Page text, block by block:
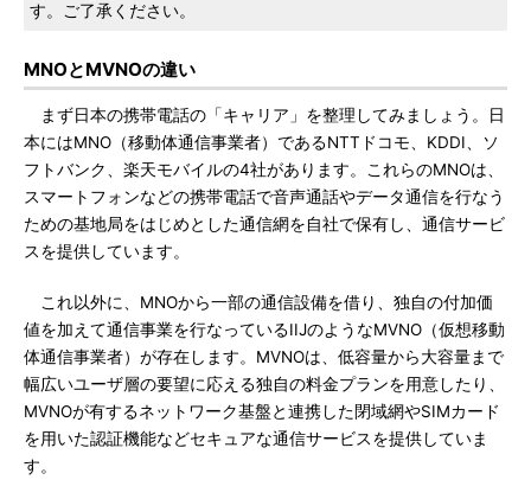
す。ご了承ください。
MNOとMVNOの違い
まず日本の携帯電話の「キャリア」を整理してみましょう。日
本にはMNO（移動体通信事業者）であるNTTドコモ、KDDI、ソ
フトバンク、楽天モバイルの4社があります。これらのMNOは、
スマートフォンなどの携帯電話で音声通話やデータ通信を行なう
ための基地局をはじめとした通信網を自社で保有し、通信サービ
スを提供しています。
これ以外に、MNOから一部の通信設備を借り、独自の付加価
値を加えて通信事業を行なっているIIJのようなMVNO（仮想移動
体通信事業者）が存在します。MVNOは、低容量から大容量まで
幅広いユーザ層の要望に応える独自の料金プランを用意したり、
MVNOが有するネットワーク基盤と連携した閉域網やSIMカード
を用いた認証機能などセキュアな通信サービスを提供していま
す。